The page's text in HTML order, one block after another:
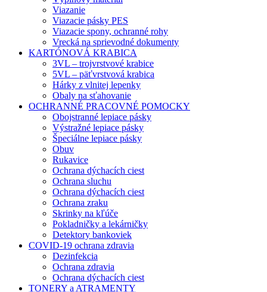
Viazanie
Viazacie pásky PES
Viazacie spony, ochranné rohy
Vrecká na sprievodné dokumenty
KARTÓNOVÁ KRABICA
3VL – trojvrstvové krabice
5VL – päťvrstvová krabica
Hárky z vlnitej lepenky
Obaly na sťahovanie
OCHRANNÉ PRACOVNÉ POMOCKY
Obojstranné lepiace pásky
Výstražné lepiace pásky
Špeciálne lepiace pásky
Obuv
Rukavice
Ochrana dýchacích ciest
Ochrana sluchu
Ochrana dýchacích ciest
Ochrana zraku
Skrinky na kľúče
Pokladničky a lekárničky
Detektory bankoviek
COVID-19 ochrana zdravia
Dezinfekcia
Ochrana zdravia
Ochrana dýchacích ciest
TONERY a ATRAMENTY